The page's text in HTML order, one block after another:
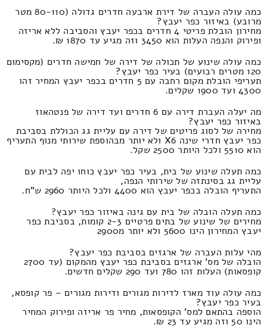
כמה עולה העברה של דירת ארבעה חדרים גדולה (80-110 מטר
מרובע) באיזור כפר יעבץ?
מחירון הובלת פריטי 4 חדרים בכפר יעבץ והסביבה ללא אריזה
ופירוק והנפה העלות הוא 3450 וזה מגיע עד 1870 ₪.
כמה עולה שינוע של תכולה של דירה של חמישה חדרים (מקסימום
120 מטרים רבועים) בעיר כפר יעבץ?
תעריפי הובלת מקום רחבה עם 5 חדרים בכפר יעבץ המחיר זהו
4300 ועד 1900 שקלים.
מה יעלה העברת דירה עם 6 חדרים ועד דירה של פנטהאוז
באיזור כפר יעבץ?
מחירה של לסוג פריטים של דירה עם עליית גג הכוללת בסביבת
כפר יעבץ חדרי שינה X6 ולא יותר מבהוספת שירותי מנוף התעריף
הוא 5510 ולכל היותר 2500 שקל.
כמה תעלה שינוע של בית, בעיר כפר יעבץ כוחו יפה לבית עם
עליית גג בסינתזה של שירותי הנפה,
התעריף הובלה בכפר יעבץ הוא 4400 ולכל היותר 2960 ש"ח.
כמה תעלה הובלה של בית עם גינה באיזור כפר יעבץ?
מחירים של שינוע של בתים פרטיים 2-3 קומות, בסביבת כפר
יעבץ המחירון הינו 5600 ולא יותר מ2900
מהי עלות העברה של ארגזים בסביבת כפר יעבץ?
הובלה של מס' ארגזים בסביבת כפר יעבץ מהמקום (עד 2700
קופסאות) העלות זהו 780 ועד 290 שקלים חדשים.
כמה עולה עוד מארז לדירות מגורים ודירות מגורים – פר קופסא,
בעיר כפר יעבץ?
הוספה בהתאם למס' הקופסאות, מחיר פר אריזה ופירוק המחיר
הינו 50 וזה מגיע עד 23 ₪.